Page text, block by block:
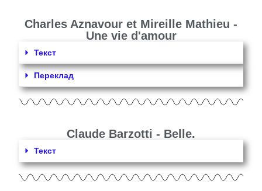
Charles Aznavour et Mireille Mathieu -
Une vie d'amour
Текст
Переклад
Claude Barzotti - Belle.
Текст